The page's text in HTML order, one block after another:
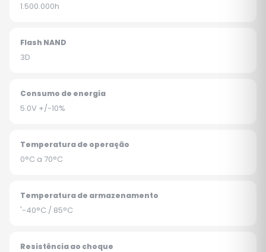
1.500.000h
Flash NAND
3D
Consumo de energia
5.0V +/-10%
Temperatura de operação
0°C a 70°C
Temperatura de armazenamento
'-40°C / 85°C
Resistência ao choque